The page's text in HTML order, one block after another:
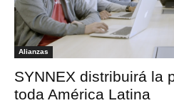
Alianzas
SYNNEX distribuirá la
toda América Latina